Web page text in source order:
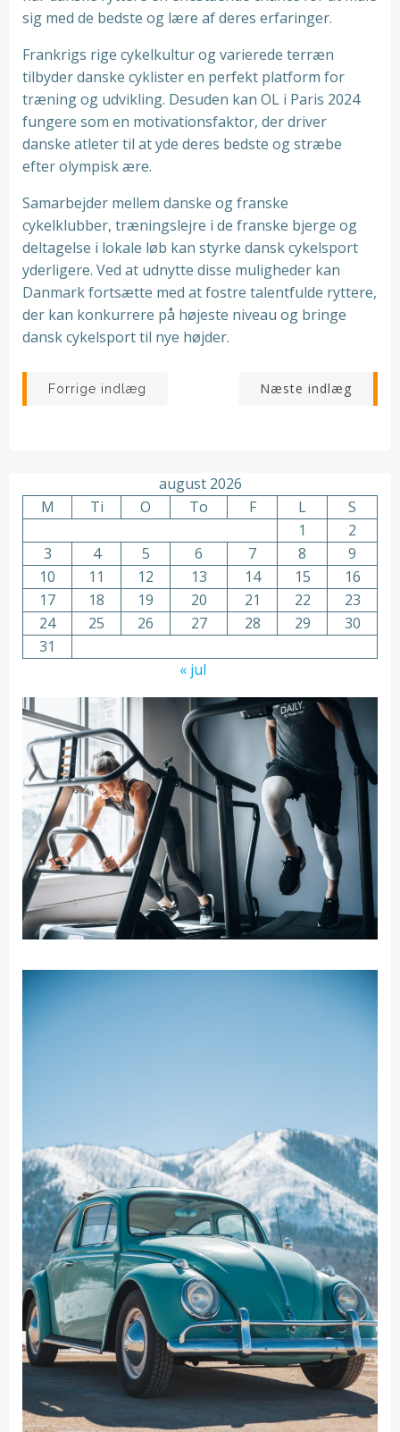
sig med de bedste og lære af deres erfaringer.
Frankrigs rige cykelkultur og varierede terræn
tilbyder danske cyklister en perfekt platform for
træning og udvikling. Desuden kan OL i Paris 2024
fungere som en motivationsfaktor, der driver
danske atleter til at yde deres bedste og stræbe
efter olympisk ære.
Samarbejder mellem danske og franske
cykelklubber, træningslejre i de franske bjerge og
deltagelse i lokale løb kan styrke dansk cykelsport
yderligere. Ved at udnytte disse muligheder kan
Danmark fortsætte med at fostre talentfulde ryttere,
der kan konkurrere på højeste niveau og bringe
dansk cykelsport til nye højder.
Indlægsnavigation
Forrige indlæg Næste indlæg
august 2026
M
Ti O To F L
S
1
2
3
4 5 6 7 8
9
10
11 12 13 14 15
16
17
18 19 20 21 22
23
24
25 26 27 28 29
30
31
« jul